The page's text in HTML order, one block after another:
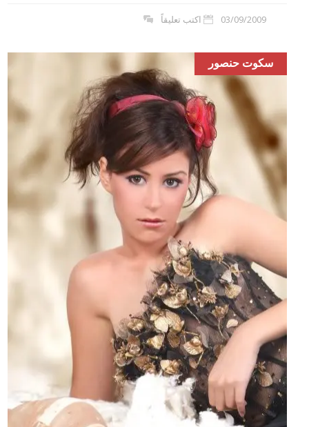
03/09/2009 اكتب تعليقاً
سكوت حنصور